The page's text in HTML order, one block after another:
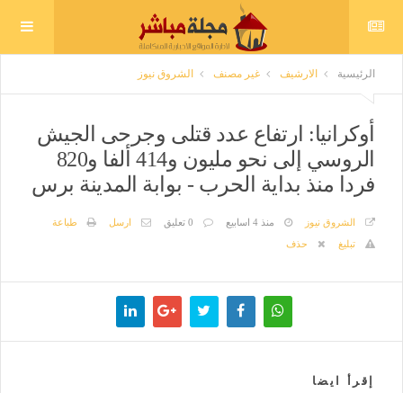
الرئيسية الارشيف غير مصنف الشروق نيوز
أوكرانيا: ارتفاع عدد قتلى وجرحى الجيش
الروسي إلى نحو مليون و414 ألفا و820
فردا منذ بداية الحرب - بوابة المدينة برس
الشروق نيوز منذ 4 اسابيع 0 تعليق ارسل
طباعة
تبليغ
حذف
إقرأ ايضا